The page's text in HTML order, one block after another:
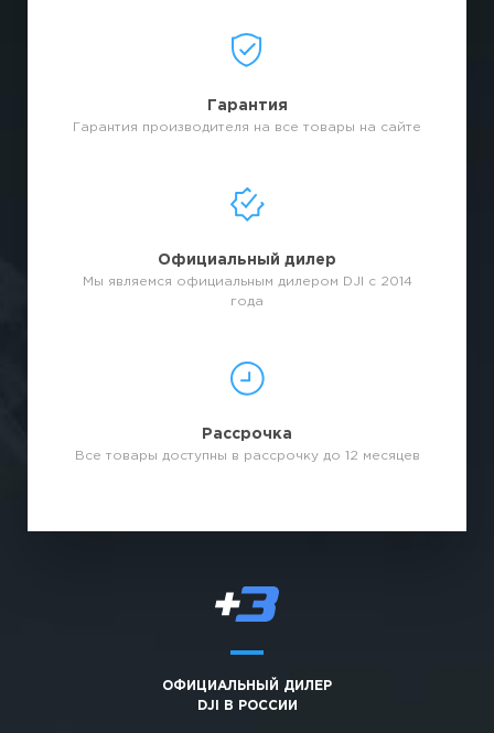
Гарантия
Гарантия производителя на все товары на сайте
Официальный дилер
Мы являемся официальным дилером DJI с 2014
года
Рассрочка
Все товары доступны в рассрочку до 12 месяцев
ОФИЦИАЛЬНЫЙ ДИЛЕР
DJI В РОССИИ